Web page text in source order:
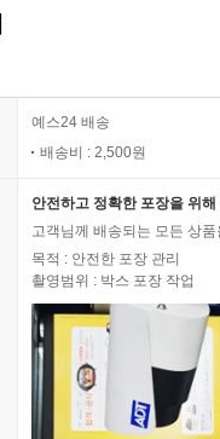
예스24 배송
배송비 : 2,500원
안전하고 정확한 포장을 위
고객님께 배송되는 모든 상
목적 : 안전한 포장 관리
촬영범위 : 박스 포장 작업